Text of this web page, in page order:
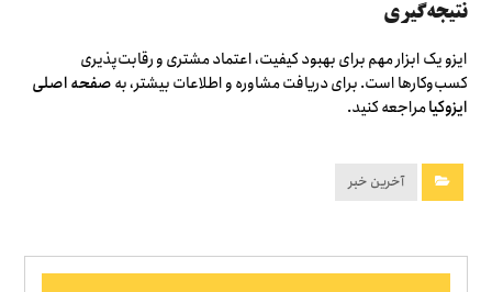
نتیجه‌گیری
ایزو یک ابزار مهم برای بهبود کیفیت، اعتماد مشتری و رقابت‌پذیری
کسب‌وکارها است. برای دریافت مشاوره و اطلاعات بیشتر، بهصفحه اصلی
ایزوکیامراجعه کنید.
آخرین خبر